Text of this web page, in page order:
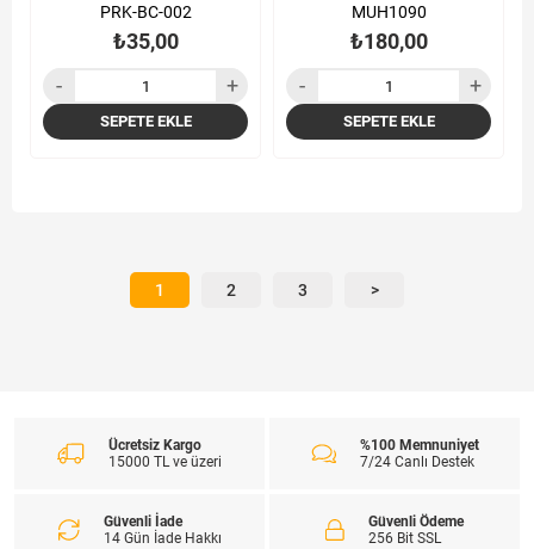
PRK-BC-002
₺35,00
SEPETE EKLE
MUH1090
₺180,00
SEPETE EKLE
1 2 3 >
Ücretsiz Kargo
15000 TL ve üzeri
%100 Memnuniyet
7/24 Canlı Destek
Güvenli İade
14 Gün İade Hakkı
Güvenli Ödeme
256 Bit SSL